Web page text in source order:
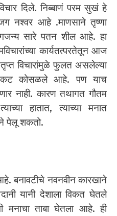
दिले. निब्बाणं परम सुखं हे
नश्वर आहे .माणसाने तृष्णा
सारे पतन शील आहे. हा
कार्यतत्परतेतून आज
विचारांमुळे फुलत असलेल्या
संकट कोसळले आहे. पण याच
नाही. कारण तथागत गौतम
हातात, त्याच्या मनात
पेलू शकतो.
नवनवीन कारखाने
यानी देशाला विकत घेतले
मनाचा ताबा घेतला आहे. ही